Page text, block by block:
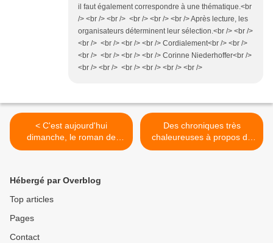
il faut également correspondre à une thématique.<br
/> <br /> <br /> <br /> <br /> <br /> Après lecture, les
organisateurs déterminent leur sélection.<br /> <br />
<br /> <br /> <br /> <br /> Cordialement<br /> <br />
<br /> <br /> <br /> <br /> Corinne Niederhoffer<br />
<br /> <br /> <br /> <br /> <br /> <br />
< C'est aujourd'hui
dimanche, le roman de
Aurélie Frédy chez Elan
Des chroniques très
chaleureuses à propos de
l'écriture de Dominique Lin
Hébergé par Overblog
Top articles
Pages
Contact